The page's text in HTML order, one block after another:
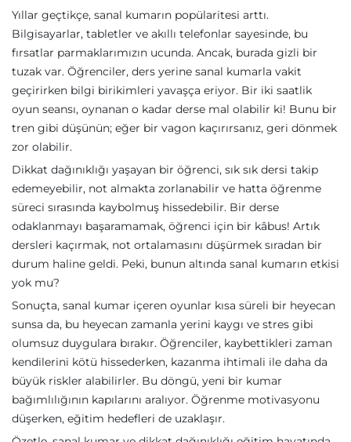
Yıllar geçtikçe, sanal kumarın popülaritesi arttı.
Bilgisayarlar, tabletler ve akıllı telefonlar sayesinde, bu
fırsatlar parmaklarımızın ucunda. Ancak, burada gizli bir
tuzak var. Öğrenciler, ders yerine sanal kumarla vakit
geçirirken bilgi birikimleri yavaşça eriyor. Bir iki saatlik
oyun seansı, oynanan o kadar derse mal olabilir ki! Bunu bir
tren gibi düşünün; eğer bir vagon kaçırırsanız, geri dönmek
zor olabilir.
Dikkat dağınıklığı yaşayan bir öğrenci, sık sık dersi takip
edemeyebilir, not almakta zorlanabilir ve hatta öğrenme
süreci sırasında kaybolmuş hissedebilir. Bir derse
odaklanmayı başaramamak, öğrenci için bir kâbus! Artık
dersleri kaçırmak, not ortalamasını düşürmek sıradan bir
durum haline geldi. Peki, bunun altında sanal kumarın etkisi
yok mu?
Sonuçta, sanal kumar içeren oyunlar kısa süreli bir heyecan
sunsa da, bu heyecan zamanla yerini kaygı ve stres gibi
olumsuz duygulara bırakır. Öğrenciler, kaybettikleri zaman
kendilerini kötü hissederken, kazanma ihtimali ile daha da
büyük riskler alabilirler. Bu döngü, yeni bir kumar
bağımlılığının kapılarını aralıyor. Öğrenme motivasyonu
düşerken, eğitim hedefleri de uzaklaşır.